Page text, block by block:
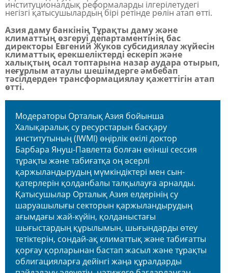
институционалдық реформаларды ілгерілетудегі
негізгі қатысушылардың бірі ретінде рөлін атап өтті.
Азия даму банкінің Тұрақты даму және
климаттың өзгеруі департаментінің бас
директоры Евгений Жуков субсидиялау жүйесін
климаттық ерекшеліктерді ескеріп және
халықтың осал топтарына назар аудара отырып,
неғұрлым атаулы шешімдерге әмбебап
тәсілдерден трансформациялау қажеттігін атап
өтті.
Модераторы Орталық Азия бойынша
Халықаралық су ресурстарын басқару
институтының (IWMI) өңірлік өкілі доктор
Барбара Януш-Павлетта болған екінші сессия
тұрақты және табиғатқа оң әсерлі
қаржыландырудың мүмкіндіктері мен сын-
қатерлерін қолданбалы талқылауға арналды.
Қатысушылар Орталық Азия елдерінің су
шаруашылығы секторын қаржыландырудың
ағымдағы жай-күйін, қолданыстағы
шығыстардың құрылымын, шығындарды өтеу
тетіктерін, сондай-ақ климаттық және табиғатты
қорғау қорларынан бастап жасыл және тұрақты
облигацияларға дейінгі жаңа құралдарды